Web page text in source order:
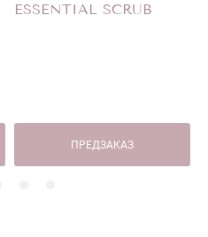
ESSENTIAL SCRUB
ПРЕДЗАКАЗ